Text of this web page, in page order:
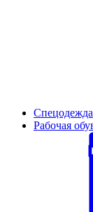
Спецодежда
Рабочая